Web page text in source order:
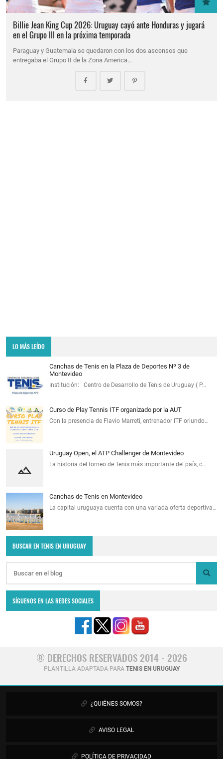
Billie Jean King Cup 2026: Uruguay cayó ante Honduras y jugará
en el Grupo III en la próxima temporada
Paraguay y Guatemala se quedaron con los dos ascensos que
entregaba el Grupo II de la Zona America…
LO MÁS LEÍDO
Canchas de Tenis en la Plaza de Deportes Nº 3 de
Montevideo
Institución: Centro de Desarrollo de Tenis de Uruguay ( P…
Curso de Play Tennis ITF organizado por la AUT
Con la presencia de Flavio Marreti, entrenador ITF oriundo…
Uruguay Open, el ATP Challenger de Montevideo
La historia del torneo de Tenis más importante del país, c…
Canchas de Tenis en Montevideo
La capital uruguaya cuenta con una variada oferta deportiva…
BUSCAR EN TENIS EN URUGUAY
SÍGUENOS EN LAS REDES SOCIALES
® DERECHOS RESERVADOS 2014 - 2026
PLANTILLA ADAPTADA PARA TENIS EN URUGUAY
¿QUIÉNES SOMOS?
AVISO LEGAL
POLÍTICA DE PRIVACIDAD